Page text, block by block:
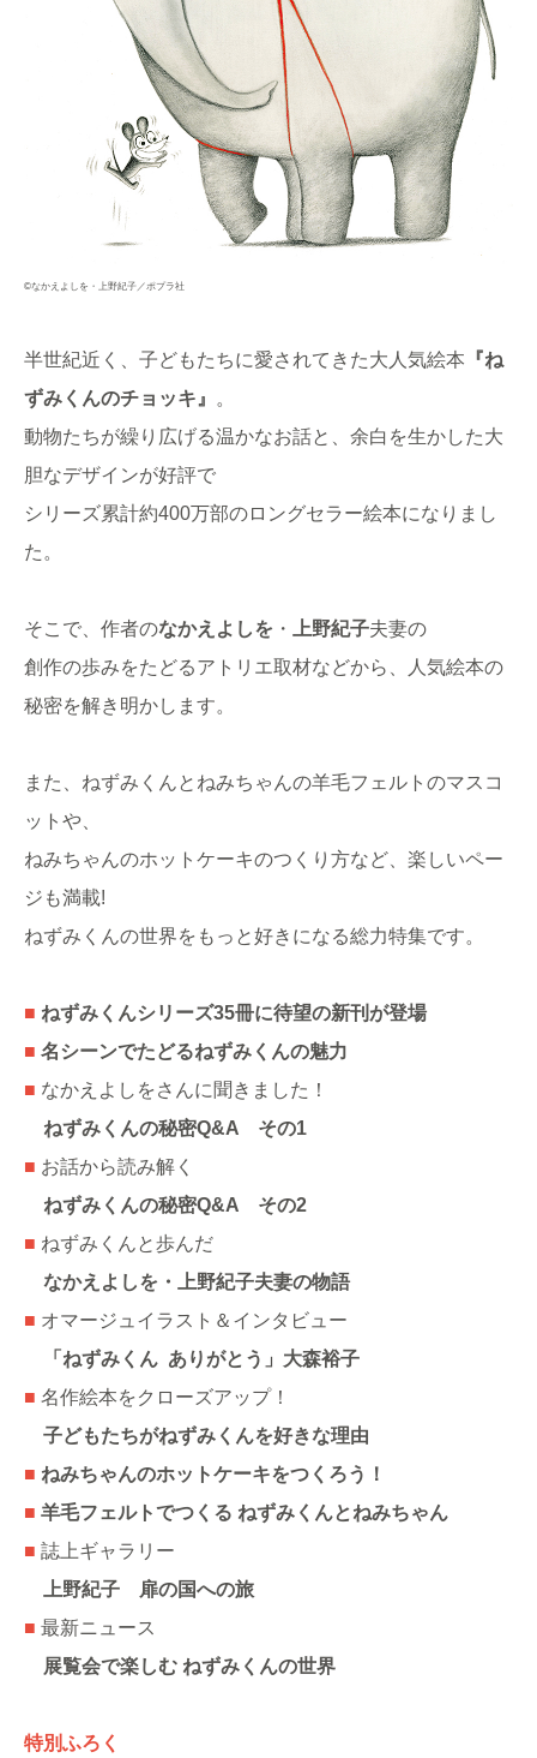
©なかえよしを・上野紀子／ポプラ社
半世紀近く、子どもたちに愛されてきた大人気絵本 『ね
ずみくんのチョッキ』 。
動物たちが繰り広げる温かなお話と、余白を生かした大
胆なデザインが好評で
シリーズ累計約400万部のロングセラー絵本になりまし
た。
そこで、作者のなかえよしを ・ 上野紀子夫妻の
創作の歩みをたどるアトリエ取材などから、人気絵本の
秘密を解き明かします。
また、ねずみくんとねみちゃんの羊毛フェルトのマスコ
ットや、
ねみちゃんのホットケーキのつくり方など、楽しいペー
ジも満載!
ねずみくんの世界をもっと好きになる総力特集です。
■ ねずみくんシリーズ35冊に待望の新刊が登場
■ 名シーンでたどるねずみくんの魅力
■ なかえよしをさんに聞きました！
ねずみくんの秘密Q&A その1
■ お話から読み解く
ねずみくんの秘密Q&A その2
■ ねずみくんと歩んだ
なかえよしを・上野紀子夫妻の物語
■ オマージュイラスト＆インタビュー
「ねずみくん ありがとう」大森裕子
■ 名作絵本をクローズアップ！
子どもたちがねずみくんを好きな理由
■ ねみちゃんのホットケーキをつくろう！
■ 羊毛フェルトでつくる ねずみくんとねみちゃん
■ 誌上ギャラリー
上野紀子 扉の国への旅
■ 最新ニュース
展覧会で楽しむ ねずみくんの世界
特別ふろく